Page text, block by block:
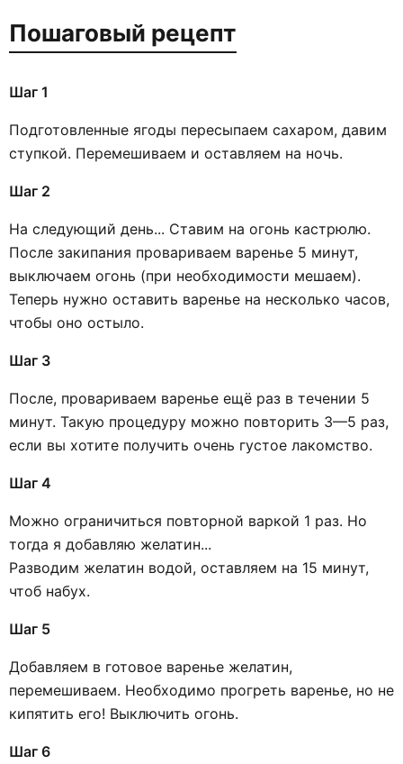
Пошаговый рецепт
Шаг 1
Подготовленные ягоды пересыпаем сахаром, давим
ступкой. Перемешиваем и оставляем на ночь.
Шаг 2
На следующий день... Ставим на огонь кастрюлю.
После закипания провариваем варенье 5 минут,
выключаем огонь (при необходимости мешаем).
Теперь нужно оставить варенье на несколько часов,
чтобы оно остыло.
Шаг 3
После, провариваем варенье ещё раз в течении 5
минут. Такую процедуру можно повторить 3—5 раз,
если вы хотите получить очень густое лакомство.
Шаг 4
Можно ограничиться повторной варкой 1 раз. Но
тогда я добавляю желатин...
Разводим желатин водой, оставляем на 15 минут,
чтоб набух.
Шаг 5
Добавляем в готовое варенье желатин,
перемешиваем. Необходимо прогреть варенье, но не
кипятить его! Выключить огонь.
Шаг 6